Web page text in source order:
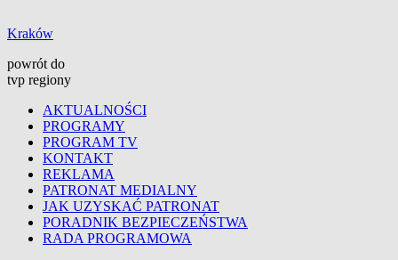
Kraków
powrót do
tvp regiony
AKTUALNOŚCI
PROGRAMY
PROGRAM TV
KONTAKT
REKLAMA
PATRONAT MEDIALNY
JAK UZYSKAĆ PATRONAT
PORADNIK BEZPIECZEŃSTWA
RADA PROGRAMOWA